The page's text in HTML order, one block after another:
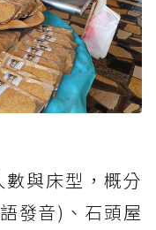
與床型，概分
發音)、石頭屋